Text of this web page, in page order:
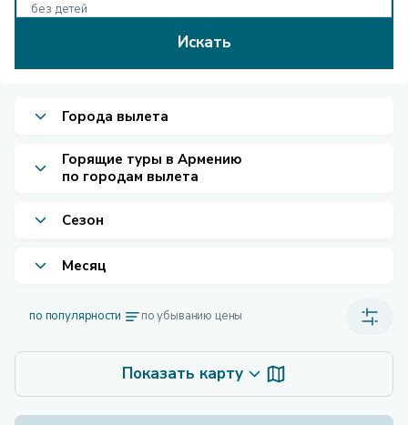
без детей
Искать
Города вылета
Горящие туры в Армению
по городам вылета
Сезон
Месяц
по популярности по убыванию цены
Показать карту